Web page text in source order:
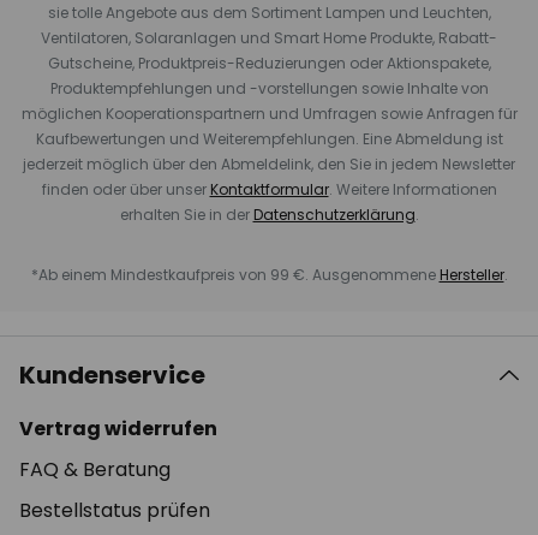
sie tolle Angebote aus dem Sortiment Lampen und Leuchten,
Ventilatoren, Solaranlagen und Smart Home Produkte, Rabatt-
Gutscheine, Produktpreis-Reduzierungen oder Aktionspakete,
Produktempfehlungen und -vorstellungen sowie Inhalte von
möglichen Kooperationspartnern und Umfragen sowie Anfragen für
Kaufbewertungen und Weiterempfehlungen. Eine Abmeldung ist
jederzeit möglich über den Abmeldelink, den Sie in jedem Newsletter
finden oder über unser Kontaktformular. Weitere Informationen
erhalten Sie in der Datenschutzerklärung.
*Ab einem Mindestkaufpreis von 99 €. Ausgenommene Hersteller.
Kundenservice
Vertrag widerrufen
FAQ & Beratung
Bestellstatus prüfen